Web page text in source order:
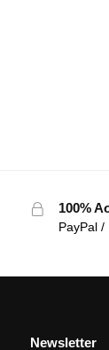
100%
PayPal /
Newsletter